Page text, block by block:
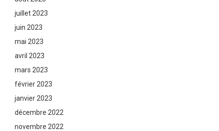
juillet 2023
juin 2023
mai 2023
avril 2023
mars 2023
février 2023
janvier 2023
décembre 2022
novembre 2022